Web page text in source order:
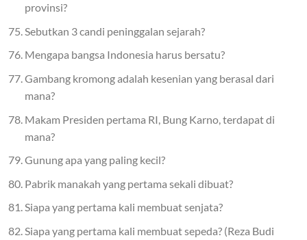
provinsi?
Sebutkan 3 candi peninggalan sejarah?
Mengapa bangsa Indonesia harus bersatu?
Gambang kromong adalah kesenian yang berasal dari
mana?
Makam Presiden pertama RI, Bung Karno, terdapat di
mana?
Gunung apa yang paling kecil?
Pabrik manakah yang pertama sekali dibuat?
Siapa yang pertama kali membuat senjata?
Siapa yang pertama kali membuat sepeda? (Reza Budi